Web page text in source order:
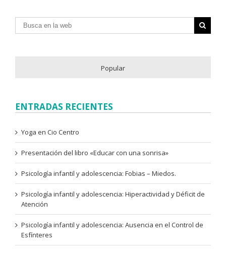
Popular
ENTRADAS RECIENTES
Yoga en Cio Centro
Presentación del libro «Educar con una sonrisa»
Psicología infantil y adolescencia: Fobias – Miedos.
Psicología infantil y adolescencia: Hiperactividad y Déficit de
Atención
Psicología infantil y adolescencia: Ausencia en el Control de
Esfínteres